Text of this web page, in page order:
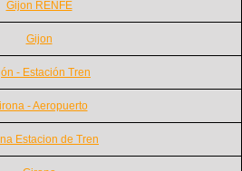
Gijon RENFE
Gijon
- Estación Tren
- Aeropuerto
Estacion de Tren